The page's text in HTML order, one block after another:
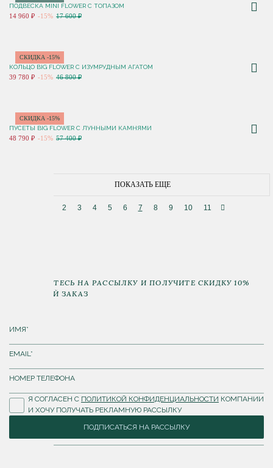
ПОДВЕСКА MINI FLOWER С ТОПАЗОМ
14 960 ₽ -15% 17 600 ₽
СКИДКА -15%
КОЛЬЦО BIG FLOWER С ИЗУМРУДНЫМ АГАТОМ
39 780 ₽ -15% 46 800 ₽
СКИДКА -15%
ПУСЕТЫ BIG FLOWER С ЛУННЫМИ КАМНЯМИ
48 790 ₽ -15% 57 400 ₽
ПОКАЗАТЬ ЕЩЕ
2 3 4 5 6 7 8 9 10 11
ПОДПИШИТЕСЬ НА РАССЫЛКУ И ПОЛУЧИТЕ СКИДКУ 10%
НА ПЕРВЫЙ ЗАКАЗ
Я СОГЛАСЕН С ПОЛИТИКОЙ КОНФИДЕНЦИАЛЬНОСТИ КОМПАНИИ
И ХОЧУ ПОЛУЧАТЬ РЕКЛАМНУЮ РАССЫЛКУ
ПОДПИСАТЬСЯ НА РАССЫЛКУ